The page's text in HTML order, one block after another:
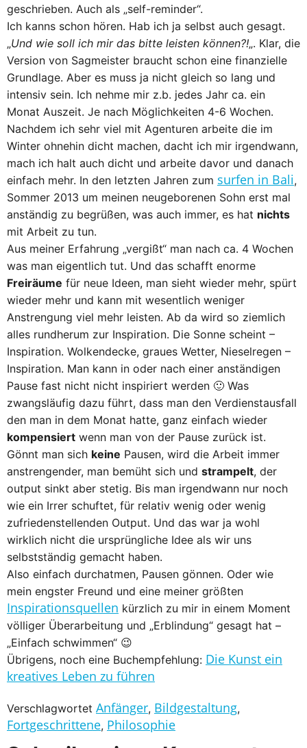
geschrieben. Auch als „self-reminder“.
Ich kanns schon hören. Hab ich ja selbst auch gesagt.
„Und wie soll ich mir das bitte leisten können?!„. Klar, die
Version von Sagmeister braucht schon eine finanzielle
Grundlage. Aber es muss ja nicht gleich so lang und
intensiv sein. Ich nehme mir z.b. jedes Jahr ca. ein
Monat Auszeit. Je nach Möglichkeiten 4-6 Wochen.
Nachdem ich sehr viel mit Agenturen arbeite die im
Winter ohnehin dicht machen, dacht ich mir irgendwann,
mach ich halt auch dicht und arbeite davor und danach
einfach mehr. In den letzten Jahren zum surfen in Bali,
Sommer 2013 um meinen neugeborenen Sohn erst mal
anständig zu begrüßen, was auch immer, es hat nichts
mit Arbeit zu tun.
Aus meiner Erfahrung „vergißt“ man nach ca. 4 Wochen
was man eigentlich tut. Und das schafft enorme
Freiräume für neue Ideen, man sieht wieder mehr, spürt
wieder mehr und kann mit wesentlich weniger
Anstrengung viel mehr leisten. Ab da wird so ziemlich
alles rundherum zur Inspiration. Die Sonne scheint –
Inspiration. Wolkendecke, graues Wetter, Nieselregen –
Inspiration. Man kann in oder nach einer anständigen
Pause fast nicht nicht inspiriert werden 🙂 Was
zwangsläufig dazu führt, dass man den Verdienstausfall
den man in dem Monat hatte, ganz einfach wieder
kompensiert wenn man von der Pause zurück ist.
Gönnt man sich keine Pausen, wird die Arbeit immer
anstrengender, man bemüht sich und strampelt, der
output sinkt aber stetig. Bis man irgendwann nur noch
wie ein Irrer schuftet, für relativ wenig oder wenig
zufriedenstellenden Output. Und das war ja wohl
wirklich nicht die ursprüngliche Idee als wir uns
selbstständig gemacht haben.
Also einfach durchatmen, Pausen gönnen. Oder wie
mein engster Freund und eine meiner größten
Inspirationsquellen kürzlich zu mir in einem Moment
völliger Überarbeitung und „Erblindung“ gesagt hat –
„Einfach schwimmen“ 😉
Übrigens, noch eine Buchempfehlung: Die Kunst ein
kreatives Leben zu führen
Verschlagwortet Anfänger, Bildgestaltung,
Fortgeschrittene, Philosophie